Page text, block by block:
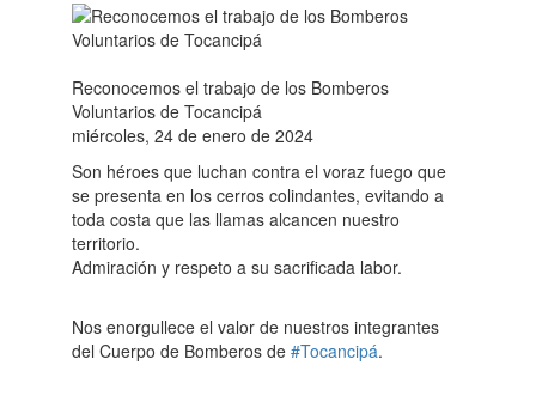
Reconocemos el trabajo de los Bomberos
Voluntarios de Tocancipá
miércoles, 24 de enero de 2024
Son héroes que luchan contra el voraz fuego que
se presenta en los cerros colindantes, evitando a
toda costa que las llamas alcancen nuestro
territorio.
Admiración y respeto a su sacrificada labor.
Nos enorgullece el valor de nuestros integrantes
del Cuerpo de Bomberos de #Tocancipá.